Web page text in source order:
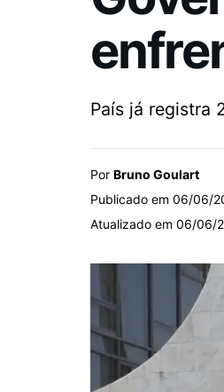
País já registra
Por Bruno Goulart
Publicado em 06/06/
Atualizado em 06/06/